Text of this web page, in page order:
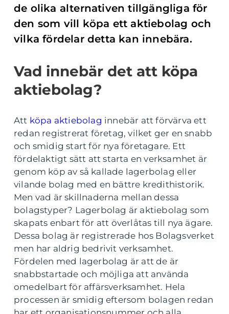
de olika alternativen tillgängliga för
den som vill köpa ett aktiebolag och
vilka fördelar detta kan innebära.
Vad innebär det att köpa
aktiebolag?
Att köpa aktiebolag innebär att förvärva ett
redan registrerat företag, vilket ger en snabb
och smidig start för nya företagare. Ett
fördelaktigt sätt att starta en verksamhet är
genom köp av så kallade lagerbolag eller
vilande bolag med en bättre kredithistorik.
Men vad är skillnaderna mellan dessa
bolagstyper? Lagerbolag är aktiebolag som
skapats enbart för att överlåtas till nya ägare.
Dessa bolag är registrerade hos Bolagsverket
men har aldrig bedrivit verksamhet.
Fördelen med lagerbolag är att de är
snabbstartade och möjliga att använda
omedelbart för affärsverksamhet. Hela
processen är smidig eftersom bolagen redan